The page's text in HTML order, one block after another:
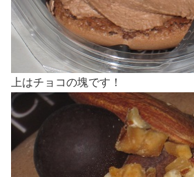
上はチョコの塊です！